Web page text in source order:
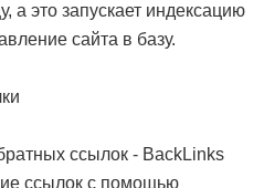
а это запускает индексацию
сайта в базу.
ссылок - BackLinks
ссылок с помощью